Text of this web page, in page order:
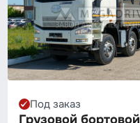
Под заказ
Грузовой бортовой